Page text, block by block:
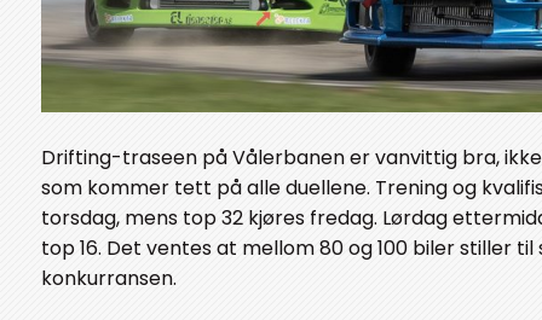
Drifting-traseen på Vålerbanen er vanvittig bra,
som kommer tett på alle duellene. Trening og
torsdag, mens top 32 kjøres fredag. Lørdag
top 16. Det ventes at mellom 80 og 100 biler stiller til
konkurransen.